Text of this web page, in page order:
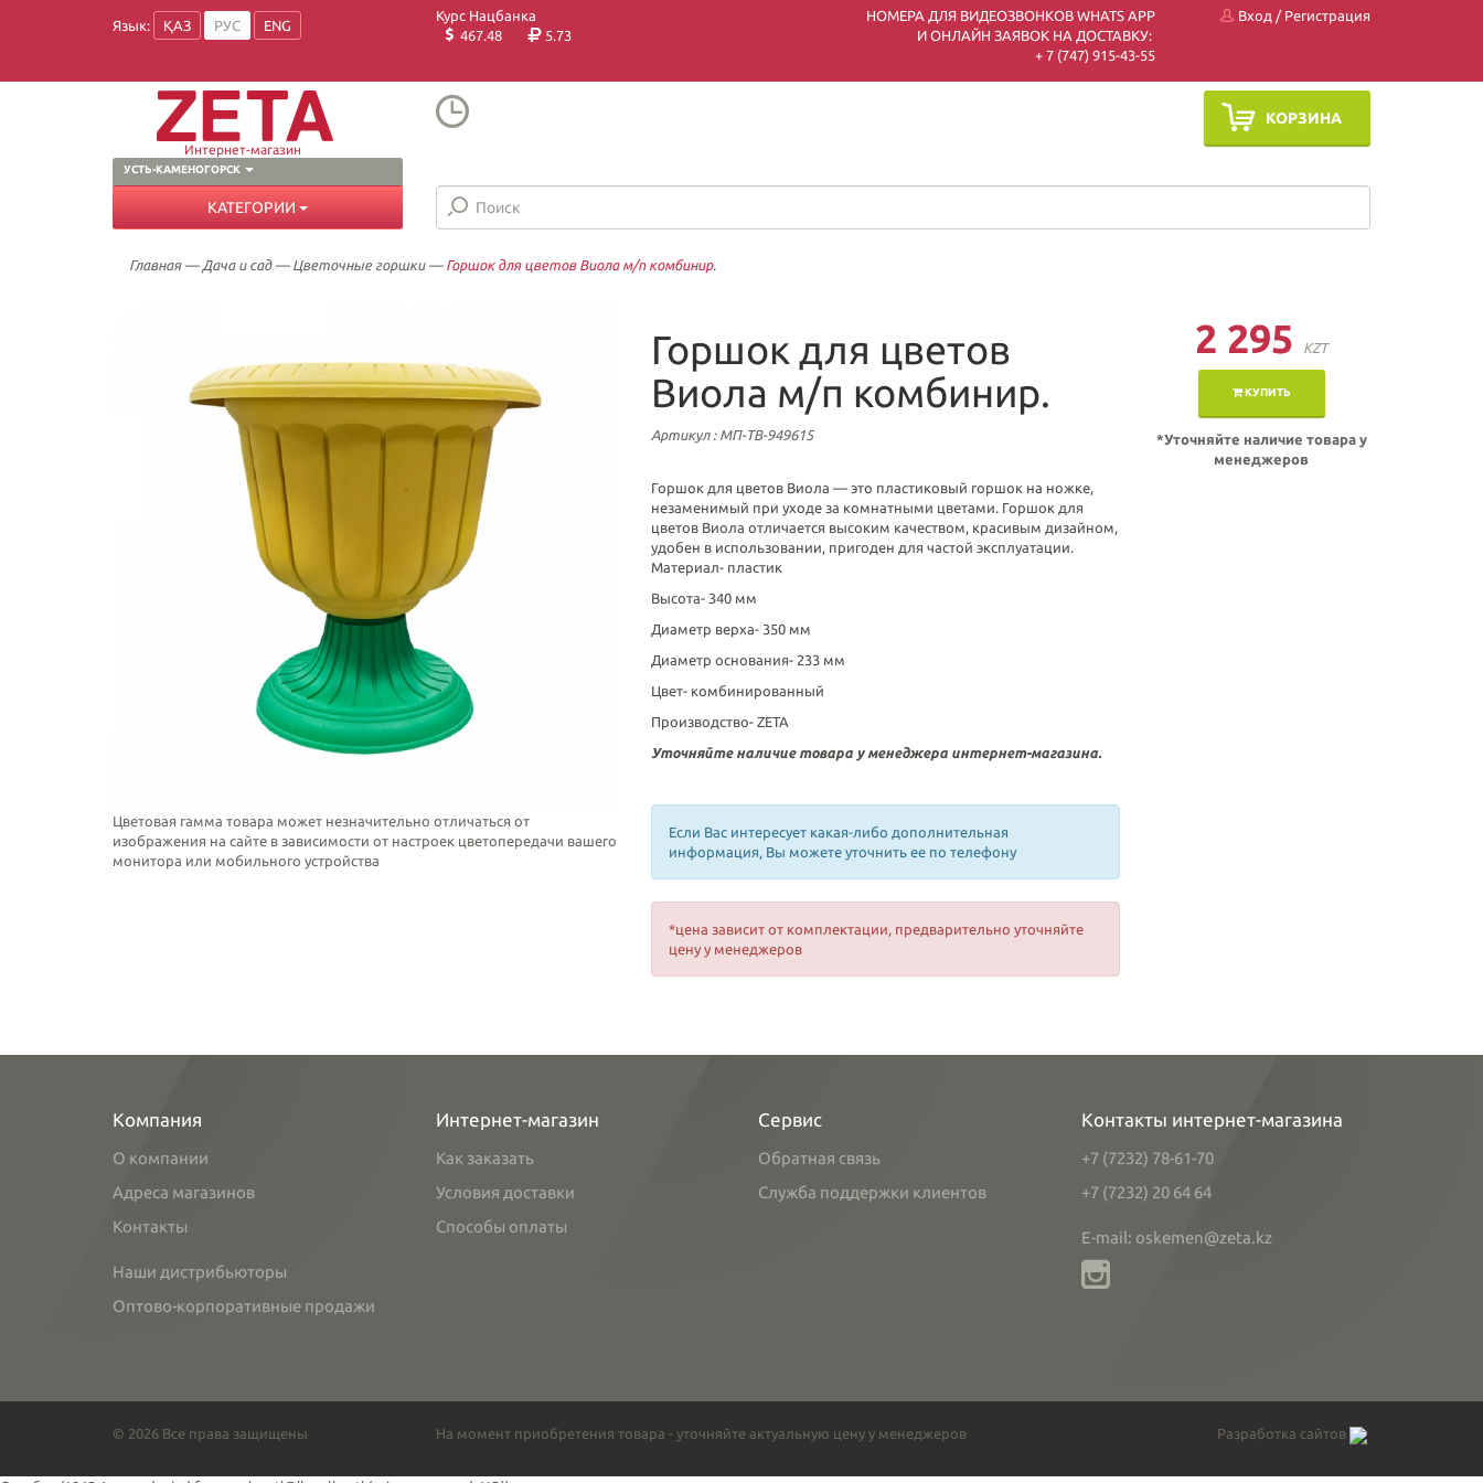
Язык: ҚАЗ РУС ENG
Курс Нацбанка
467.48
5.73
НОМЕРА ДЛЯ ВИДЕОЗВОНКОВ WHATS APP
И ОНЛАЙН ЗАЯВОК НА ДОСТАВКУ:
+ 7 (747) 915-43-55
Вход / Регистрация
УСТЬ-КАМЕНОГОРСК
Интернет-магазин
КОРЗИНА
КАТЕГОРИИ
Главная— Дача и сад— Цветочные горшки— Горшок для цветов Виола м/п комбинир.
Цветовая гамма товара может незначительно отличаться от
изображения на сайте в зависимости от настроек цветопередачи вашего
монитора или мобильного устройства
2 295 KZT
КУПИТЬ
*Уточняйте наличие товара у
менеджеров
Горшок для цветов
Виола м/п комбинир.
Артикул: МП-ТВ-949615
Горшок для цветов Виола — это пластиковый горшок на ножке,
незаменимый при уходе за комнатными цветами. Горшок для
цветов Виола отличается высоким качеством, красивым дизайном,
удобен в использовании, пригоден для частой эксплуатации.
Материал- пластик
Высота- 340 мм
Диаметр верха- 350 мм
Диаметр основания- 233 мм
Цвет- комбинированный
Производство- ZETA
Уточняйте наличие товара у менеджера интернет-магазина.
Если Вас интересует какая-либо дополнительная
информация, Вы можете уточнить ее по телефону
*цена зависит от комплектации, предварительно уточняйте
цену у менеджеров
Компания
О компании
Адреса магазинов
Контакты
Наши дистрибьюторы
Оптово-корпоративные продажи
Интернет-магазин
Как заказать
Условия доставки
Способы оплаты
Сервис
Обратная связь
Служба поддержки клиентов
Контакты интернет-магазина
+7 (7232) 78-61-70
+7 (7232) 20 64 64
E-mail: oskemen@zeta.kz
© 2026 Все права защищены На момент приобретения товара - уточняйте актуальную цену у менеджеров Разработка сайтов